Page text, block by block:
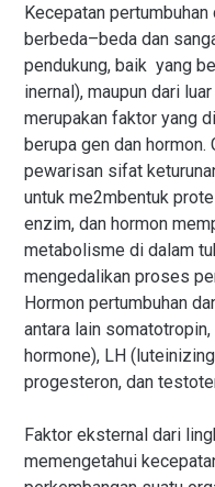
Kecepatan
berbeda–beda dan
pendukung, baik yang
inernal), maupun dari
merupakan faktor yang
berupa gen dan hormon.
pewarisan sifat
untuk me2mbentuk
enzim, dan hormon
metabolisme di dalam
mengedalikan proses
Hormon pertumbuhan
antara lain
hormone), LH
progesteron, dan
Faktor eksternal dari
memengetahui